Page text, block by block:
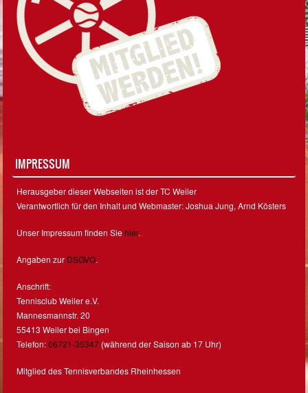
IMPRESSUM
Herausgeber dieser Webseiten ist der TC Weiler
Verantwortlich für den Inhalt und Webmaster: Joshua Jung, Arnd Kösters
Unser Impressum finden Siehier.
Angaben zur DSGVO.
Anschrift:
Tennisclub Weiler e.V.
Mannesmannstr. 20
55413 Weiler bei Bingen
Telefon:06721-35347 (während der Saison ab 17 Uhr)
Mitglied des Tennisverbandes Rheinhessen